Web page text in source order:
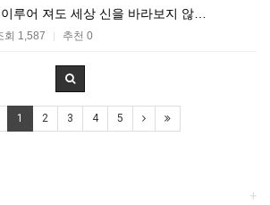
루어 져도 세상 신을 바라보지 않…
회 1,587 | 추천 0
1 2 3 4 5
+